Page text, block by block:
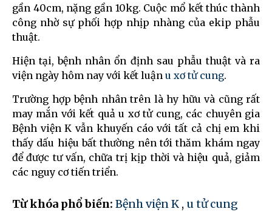
gần 40cm, nặng gần 10kg. Cuộc mổ kết thúc thành
công nhờ sự phối hợp nhịp nhàng của ekip phẫu
thuật.
Hiện tại, bệnh nhân ổn định sau phẫu thuật và ra
viện ngày hôm nay với kết luận u xơ tử cung.
Trường hợp bệnh nhân trên là hy hữu và cũng rất
may mắn với kết quả u xơ tử cung, các chuyên gia
Bệnh viện K vẫn khuyến cáo với tất cả chị em khi
thấy dấu hiệu bất thường nên tới thăm khám ngay
để được tư vấn, chữa trị kịp thời và hiệu quả, giảm
các nguy cơ tiến triển.
Từ khóa phổ biến: Bệnh viện K , u tử cung